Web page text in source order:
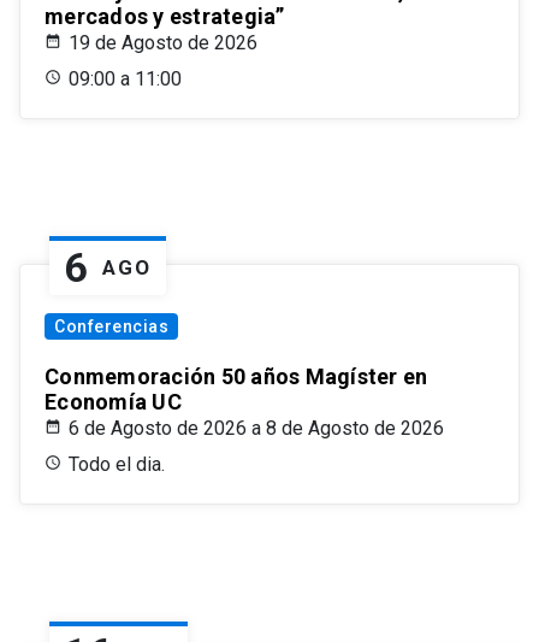
mercados y estrategia”
19 de Agosto de 2026
09:00 a 11:00
6 AGO
Conferencias
Conmemoración 50 años Magíster en
Economía UC
6 de Agosto de 2026 a 8 de Agosto de 2026
Todo el dia.